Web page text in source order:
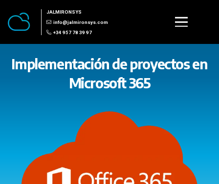
JALMIRONSYS
info@jalmironsys.com
+34 957 78 39 97
Implementación de proyectos en
Microsoft 365